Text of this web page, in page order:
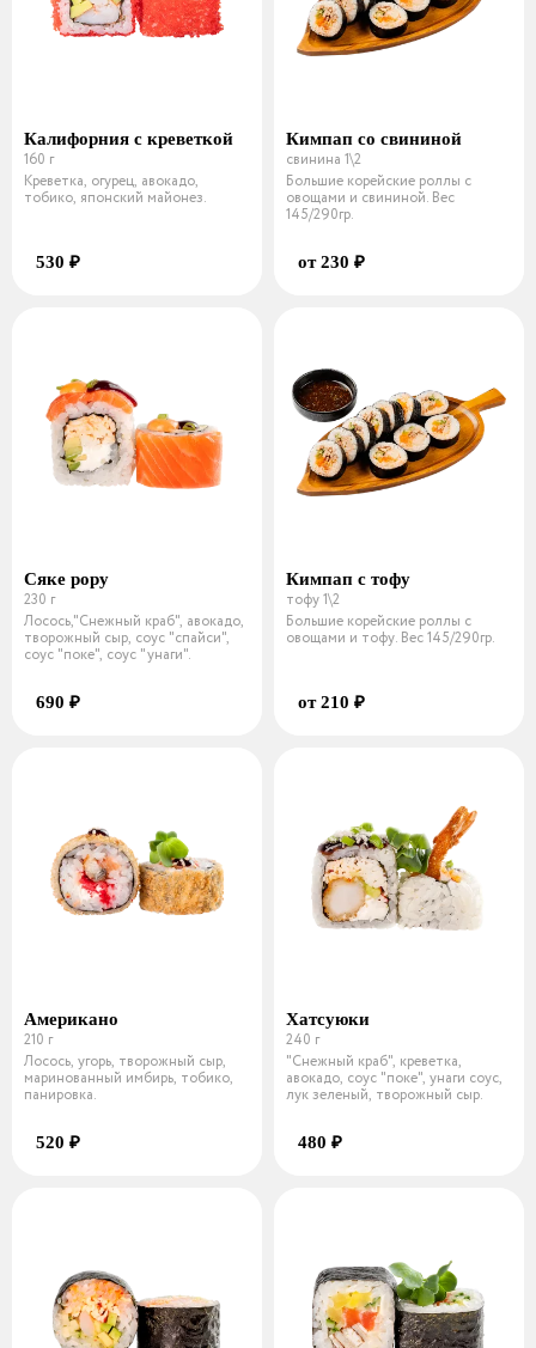
Калифорния с креветкой
160 г
Креветка, огурец, авокадо,
тобико, японский майонез.
530 ₽
Кимпап со свининой
свинина 1\2
Большие корейские роллы с
овощами и свининой. Вес
145/290гр.
от 230 ₽
Сяке рору
230 г
Лосось,"Снежный краб", авокадо,
творожный сыр, соус "спайси",
соус "поке", соус "унаги".
690 ₽
Кимпап с тофу
тофу 1\2
Большие корейские роллы с
овощами и тофу. Вес 145/290гр.
от 210 ₽
Американо
210 г
Лосось, угорь, творожный сыр,
маринованный имбирь, тобико,
панировка.
520 ₽
Хатсуюки
240 г
"Снежный краб", креветка,
авокадо, соус "поке", унаги соус,
лук зеленый, творожный сыр.
480 ₽